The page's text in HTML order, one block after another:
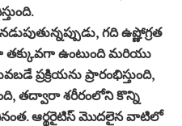
గది ఉష్ణోగ్రత
తక్కువగా ఉంటుంది మరియు
ప్రక్రియను ప్రారంభిస్తుంది,
తద్వారా శరీరంలోని కొన్ని
ఆర్థరైటిస్ మొదలైన వాటిలో